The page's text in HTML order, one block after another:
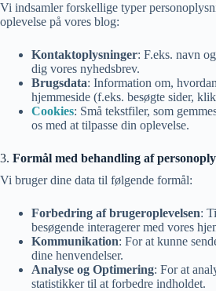
Vi indsamler forskellige typer
oplevelse på vores blog:
Kontaktoplysninger: F.eks. navn
dig vores nyhedsbrev.
Brugsdata: Information om,
hjemmeside (f.eks. besøgte sider,
Cookies: Små tekstfiler, som
os med at tilpasse din oplevelse.
3. Formål med behandling af
Vi bruger dine data til følgende formål:
Forbedring af brugeroplevelsen:
besøgende interagerer med vores
Kommunikation: For at kunne
dine henvendelser.
Analyse og Optimering: For at
statistikker til at forbedre indholdet.